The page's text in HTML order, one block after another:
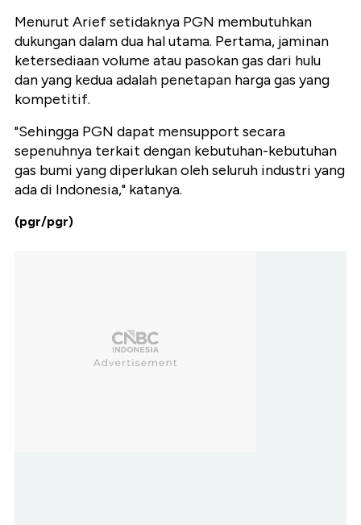
Menurut Arief setidaknya PGN membutuhkan
dukungan dalam dua hal utama. Pertama, jaminan
ketersediaan volume atau pasokan gas dari hulu
dan yang kedua adalah penetapan harga gas yang
kompetitif.
"Sehingga PGN dapat mensupport secara
sepenuhnya terkait dengan kebutuhan-kebutuhan
gas bumi yang diperlukan oleh seluruh industri yang
ada di Indonesia," katanya.
(pgr/pgr)